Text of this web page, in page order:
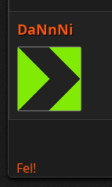
DaNnNi
Fel!